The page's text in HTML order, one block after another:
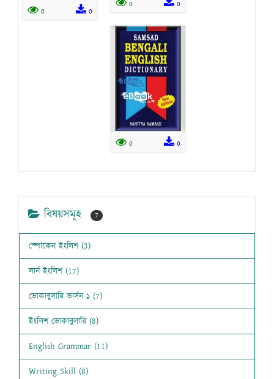
0 0
0 0
0 0
বিষয়সমূহ 7
স্পোকেন ইংলিশ (3)
লার্ন ইংলিশ (17)
ভোকাবুলারি ভার্সন ১ (7)
ইংলিশ ভোকাবুলারি (8)
English Grammar (11)
Writing Skill (8)